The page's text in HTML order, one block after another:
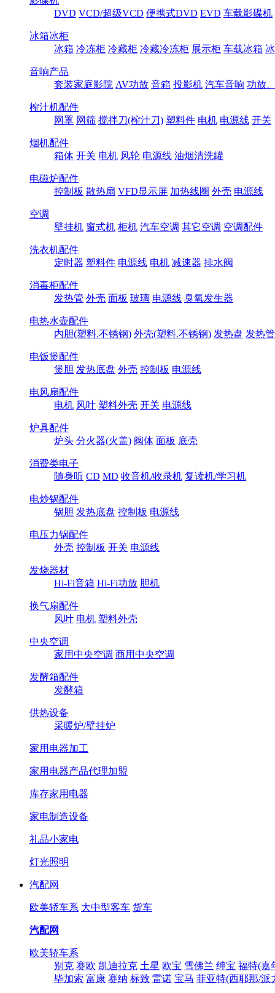
DVD VCD/超级VCD 便携式DVD EVD 车载影碟机
冰箱冰柜
冰箱 冷冻柜 冷藏柜 冷藏冷冻柜 展示柜 车载冰箱
音响产品
套装家庭影院 AV功放 音箱 投影机 汽车音响 功放
榨汁机配件
网罩 网筛 搅拌刀(榨汁刀) 塑料件 电机 电源线 开关
烟机配件
箱体 开关 电机 风轮 电源线 油烟清洗罐
电磁炉配件
控制板 散热扇 VFD显示屏 加热线圈 外壳 电源线
空调
壁挂机 窗式机 柜机 汽车空调 其它空调 空调配件
洗衣机配件
定时器 塑料件 电源线 电机 减速器 排水阀
消毒柜配件
发热管 外壳 面板 玻璃 电源线 臭氧发生器
电热水壶配件
内胆(塑料.不锈钢) 外壳(塑料.不锈钢) 发热盘 发热管
电饭煲配件
煲胆 发热底盘 外壳 控制板 电源线
电风扇配件
电机 风叶 塑料外壳 开关 电源线
炉具配件
炉头 分火器(火盖) 阀体 面板 底壳
消费类电子
随身听 CD MD 收音机/收录机 复读机/学习机
电炒锅配件
锅胆 发热底盘 控制板 电源线
电压力锅配件
外壳 控制板 开关 电源线
发烧器材
Hi-Fi音箱 Hi-Fi功放 胆机
换气扇配件
风叶 电机 塑料外壳
中央空调
家用中央空调 商用中央空调
发酵箱配件
发酵箱
供热设备
采暖炉/壁挂炉
家用电器加工
家用电器产品代理加盟
库存家用电器
家电制造设备
礼品小家电
灯光照明
汽配网
欧美轿车系 大中型客车 货车
汽配网
欧美轿车系
别克 赛欧 凯迪拉克 土星 欧宝 雪佛兰 绅宝 福特(嘉
毕加索 富康 赛纳 标致 雷诺 宝马 菲亚特(西耶那/派